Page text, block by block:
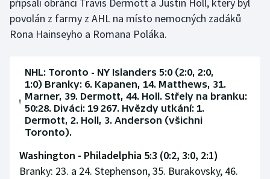
připsali obránci Travis Dermott a Justin Holl, který byl
povolán z farmy z AHL na místo nemocných zadáků
Rona Hainseyho a Romana Poláka.
NHL: Toronto - NY Islanders 5:0 (2:0, 2:0,
1:0) Branky: 6. Kapanen, 14. Matthews, 31.
Marner, 39. Dermott, 44. Holl. Střely na branku:
50:28. Diváci: 19 267. Hvězdy utkání: 1.
Dermott, 2. Holl, 3. Anderson (všichni
Toronto).
Washington - Philadelphia 5:3 (0:2, 3:0, 2:1)
Branky: 23. a 24. Stephenson, 35. Burakovsky, 46.